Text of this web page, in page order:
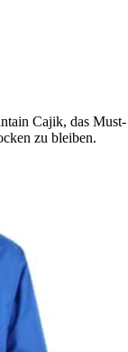
Cajik, das Must-
zu bleiben.